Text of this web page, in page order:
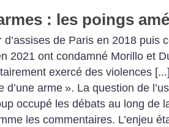
: les poings
d’assises de Paris en 2018 puis
2021 ont condamné Morillo et
exercé des violences
d’une arme ». La question de
occupé les débats au long de
les commentaires. L’enjeu